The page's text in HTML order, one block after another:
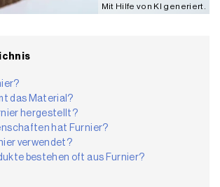
Mit Hilfe von KI generiert.
das Material?
hergestellt?
hat Furnier?
verwendet?
bestehen oft aus Furnier?